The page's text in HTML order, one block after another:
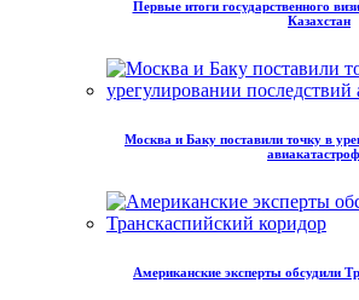
Первые итоги государственного
Казахстан
Москва и Баку поставили точку в
Американские эксперты обсудили